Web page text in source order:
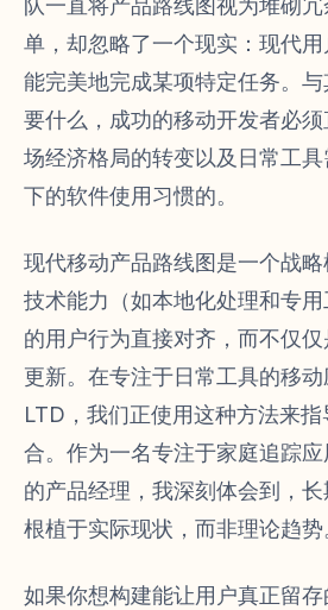
队一直将产品路线图视为堆砌
单，却忽略了一个现实：现代
能完美地完成某项特定任务。
要什么，成功的移动开发者必
场经济格局的转变以及日常工
下的软件使用习惯的。
现代移动产品路线图是一个战
技术能力（如本地化处理和专
的用户行为直接对齐，而不仅
更新。在专注于日常工具的移
LTD，我们正使用这种方法来
合。作为一名专注于家庭追踪
的产品经理，我深刻体会到，
根植于实际现状，而非理论趋势
如果你想构建能让用户真正留